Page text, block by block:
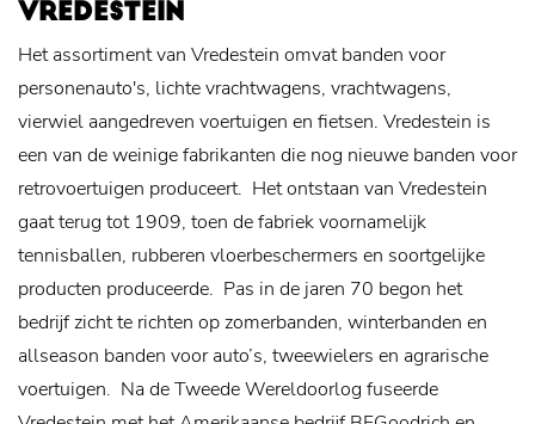
VREDESTEIN
Het assortiment van Vredestein omvat banden voor
personenauto's, lichte vrachtwagens, vrachtwagens,
vierwiel aangedreven voertuigen en fietsen. Vredestein is
een van de weinige fabrikanten die nog nieuwe banden voor
retrovoertuigen produceert. Het ontstaan van Vredestein
gaat terug tot 1909, toen de fabriek voornamelijk
tennisballen, rubberen vloerbeschermers en soortgelijke
producten produceerde. Pas in de jaren 70 begon het
bedrijf zicht te richten op zomerbanden, winterbanden en
allseason banden voor auto’s, tweewielers en agrarische
voertuigen. Na de Tweede Wereldoorlog fuseerde